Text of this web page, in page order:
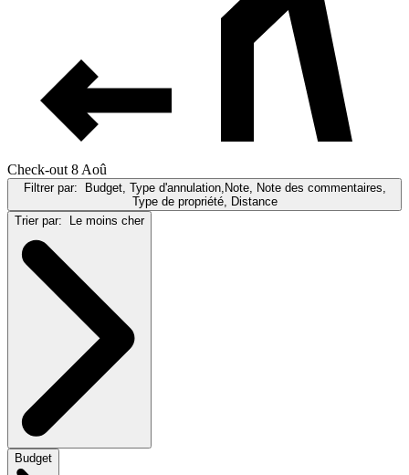
Check-out 8 Aoû
Filtrer par: Budget, Type d'annulation,Note, Note des commentaires,
Type de propriété, Distance
Trier par: Le moins cher
Budget